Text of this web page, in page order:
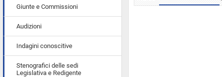
Giunte e Commissioni
Audizioni
Indagini conoscitive
Stenografici delle sedi
Legislativa e Redigente